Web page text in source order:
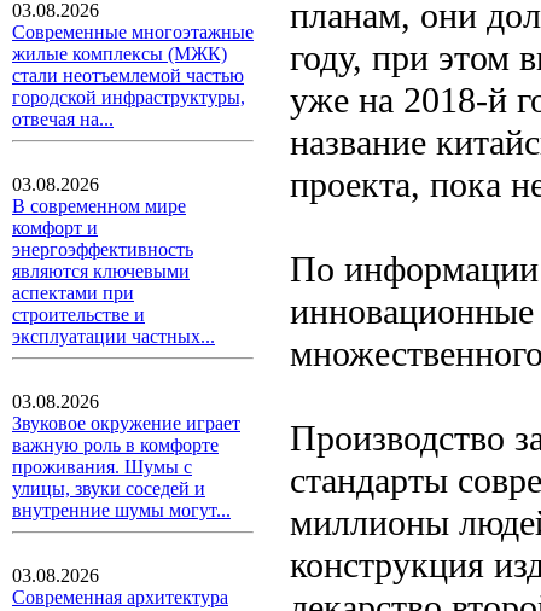
03.08.2026
Современные многоэтажные
жилые комплексы (МЖК)
стали неотъемлемой частью
городской инфраструктуры,
отвечая на...
03.08.2026
В современном мире
комфорт и
энергоэффективность
являются ключевыми
аспектами при
строительстве и
эксплуатации частных...
03.08.2026
Звуковое окружение играет
важную роль в комфорте
проживания. Шумы с
улицы, звуки соседей и
внутренние шумы могут...
03.08.2026
Современная архитектура
планам, они
году, при этом
уже на 2018-й
название
проекта, пока
По информации
Производство
стандарты
миллионы
конструкция